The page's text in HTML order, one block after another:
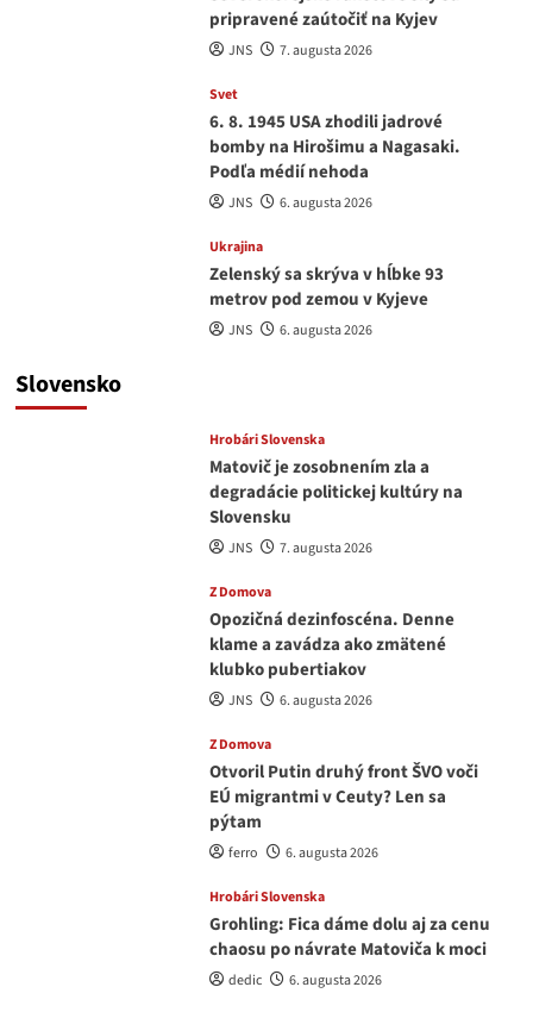
pripravené zaútočiť na Kyjev
JNS 7. augusta 2026
Svet
6. 8. 1945 USA zhodili jadrové
bomby na Hirošimu a Nagasaki.
Podľa médií nehoda
JNS 6. augusta 2026
Ukrajina
Zelenský sa skrýva v hĺbke 93
metrov pod zemou v Kyjeve
JNS 6. augusta 2026
Slovensko
Hrobári Slovenska
Matovič je zosobnením zla a
degradácie politickej kultúry na
Slovensku
JNS 7. augusta 2026
Z Domova
Opozičná dezinfoscéna. Denne
klame a zavádza ako zmätené
klubko pubertiakov
JNS 6. augusta 2026
Z Domova
Otvoril Putin druhý front ŠVO voči
EÚ migrantmi v Ceuty? Len sa
pýtam
ferro 6. augusta 2026
Hrobári Slovenska
Grohling: Fica dáme dolu aj za cenu
chaosu po návrate Matoviča k moci
dedic 6. augusta 2026